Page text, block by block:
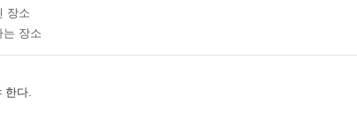
장소
는 장소
한다.